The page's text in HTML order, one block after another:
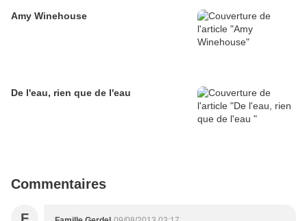
Amy Winehouse
De l'eau, rien que de l'eau
Commentaires